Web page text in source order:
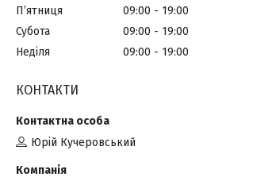
Пʼятниця
09:00
19:00
Субота
09:00
19:00
Неділя
09:00 19:00
КОНТАКТИ
Юрій Кучеровський